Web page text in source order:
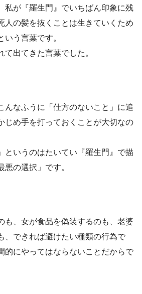
が『羅生門』でいちばん印象に残
人の髪を抜くことは生きていくため
いう言葉です。
出てきた言葉でした。
なふうに「仕方のないこと」に追
じめ手を打っておくことが大切なの
いうのはたいてい『羅生門』で描
の選択」です。
、女が食品を偽装するのも、老婆
、できれば避けたい種類の行為で
的にやってはならないことだからで